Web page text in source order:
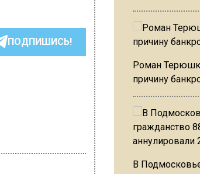
ПОДПИШИСЬ!
Роман
причину
В